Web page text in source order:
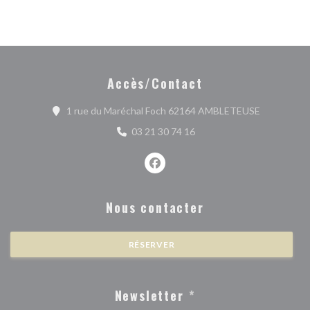
Accès/Contact
1 rue du Maréchal Foch 62164 AMBLETEUSE((ouvre
03 21 30 74 16
Facebook ((ouvre une nouvelle
Nous contacter
RÉSERVER
Newsletter *